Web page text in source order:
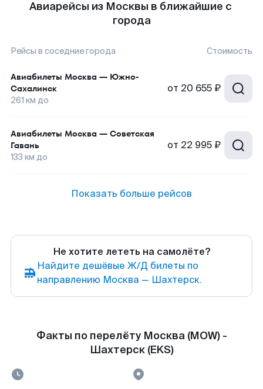
Авиарейсы из Москвы в ближайшие с
города
Рейсы в соседние города Стоимость
Авиабилеты Москва — Южно-
Сахалинск
261 км до
от 20 655 ₽
Авиабилеты Москва — Советская
Гавань
133 км до
от 22 995 ₽
Показать больше рейсов
Не хотите лететь на самолёте?
Найдите дешёвые Ж/Д билеты по
направлению Москва — Шахтерск.
Факты по перелёту Москва (MOW) -
Шахтерск (EKS)